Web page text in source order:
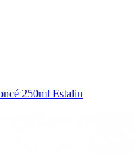
250ml Estalin